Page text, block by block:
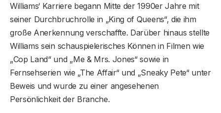
Williams‘ Karriere begann Mitte der 1990er Jahre mit
seiner Durchbruchrolle in „King of Queens“, die ihm
große Anerkennung verschaffte. Darüber hinaus stellte
Williams sein schauspielerisches Können in Filmen wie
„Cop Land“ und „Me & Mrs. Jones“ sowie in
Fernsehserien wie „The Affair“ und „Sneaky Pete“ unter
Beweis und wurde zu einer angesehenen
Persönlichkeit der Branche.